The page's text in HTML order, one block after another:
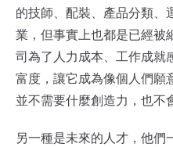
的技師、配裝、產品分類、
業，但事實上也都是已經被
司為了人力成本、工作成就
富度，讓它成為像個人們願
並不需要什麼創造力，也不
另一種是未來的人才，他們